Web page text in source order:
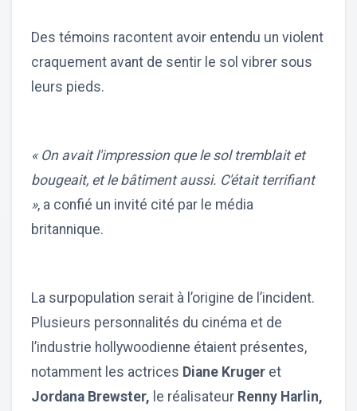
Des témoins racontent avoir entendu un violent
craquement avant de sentir le sol vibrer sous
leurs pieds.
« On avait l'impression que le sol tremblait et
bougeait, et le bâtiment aussi. C'était terrifiant
», a confié un invité cité par le média
britannique.
La surpopulation serait à l’origine de l’incident.
Plusieurs personnalités du cinéma et de
l’industrie hollywoodienne étaient présentes,
notamment les actrices Diane Kruger et
Jordana Brewster, le réalisateur Renny Harlin,